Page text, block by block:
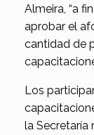
Almeira, “a
aprobar el
cantidad de
Los
la Secretaría